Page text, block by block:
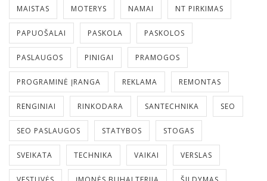
MAISTAS MOTERYS NAMAI NT PIRKIMAS
PAPUOŠALAI PASKOLA PASKOLOS
PASLAUGOS PINIGAI PRAMOGOS
PROGRAMINĖ ĮRANGA REKLAMA REMONTAS
RENGINIAI RINKODARA SANTECHNIKA SEO
SEO PASLAUGOS STATYBOS STOGAS
SVEIKATA TECHNIKA VAIKAI VERSLAS